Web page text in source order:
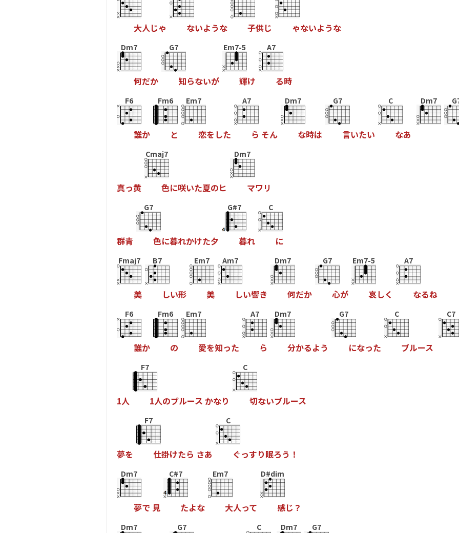
大人じゃ ないような 子供じ ゃないような
Dm7
何だか
G7
知らないが
Em7-5
輝け
A7
る時
F6
誰か
Fm6
と
Em7
恋をした
A7
ら そん
Dm7
な時は
G7
言いたい
C
なあ
Dm7
真っ黄
Cmaj7
色に咲いた夏のヒ
Dm7
マワリ
群青
G7
色に暮れかけた夕
G#7
暮れ
C
に
Fmaj7
美
B7
しい形
Em7
美
Am7
しい響き
Dm7
何だか
G7
心が
Em7-5
哀しく
A7
なるね
F6
誰か
Fm6
の
Em7
愛を知った
A7
ら
Dm7
分かるよう
G7
になった
C
ブルース
C7
1人
F7
1人のブルース かなり
C
切ないブルース
夢を
F7
仕掛けたら さあ
C
ぐっすり眠ろう ！
Dm7
夢で 見
C#7
たよな
Em7
大人って
D#dim
感じ ？
Dm7 G7 C Dm7 G7